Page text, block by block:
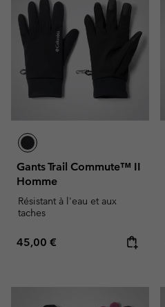
Gants Trail Commute™ II
Homme
Résistant à l'eau et aux
taches
Regular price:
45,00 €